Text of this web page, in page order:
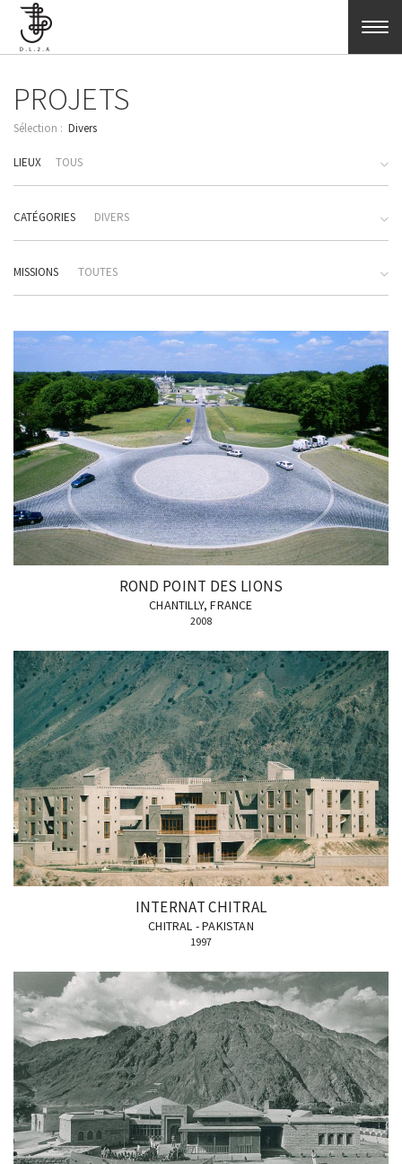
Aller au contenu principal
PROJETS
Divers
LIEUX TOUS
CATÉGORIES DIVERS
MISSIONS TOUTES
ROND POINT DES LIONS
CHANTILLY, FRANCE
2008
INTERNAT CHITRAL
CHITRAL - PAKISTAN
1997